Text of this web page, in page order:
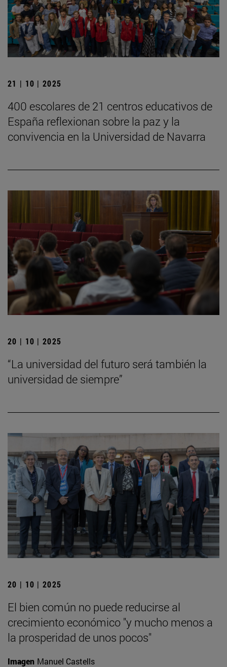
21 | 10 | 2025
400 escolares de 21 centros educativos de
España reflexionan sobre la paz y la
convivencia en la Universidad de Navarra
20 | 10 | 2025
“La universidad del futuro será también la
universidad de siempre”
20 | 10 | 2025
El bien común no puede reducirse al
crecimiento económico "y mucho menos a
la prosperidad de unos pocos"
Imagen Manuel Castells